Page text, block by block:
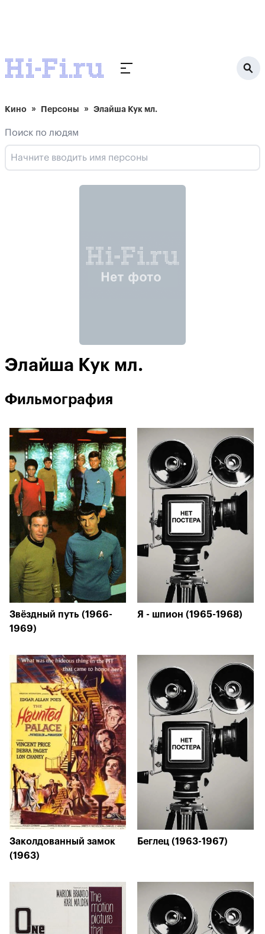
Кино Персоны Элайша Кук мл.
Поиск по людям
Элайша Кук мл.
Фильмография
Звёздный путь (1966-
1969)
Я - шпион (1965-1968)
Заколдованный замок
(1963)
Беглец (1963-1967)